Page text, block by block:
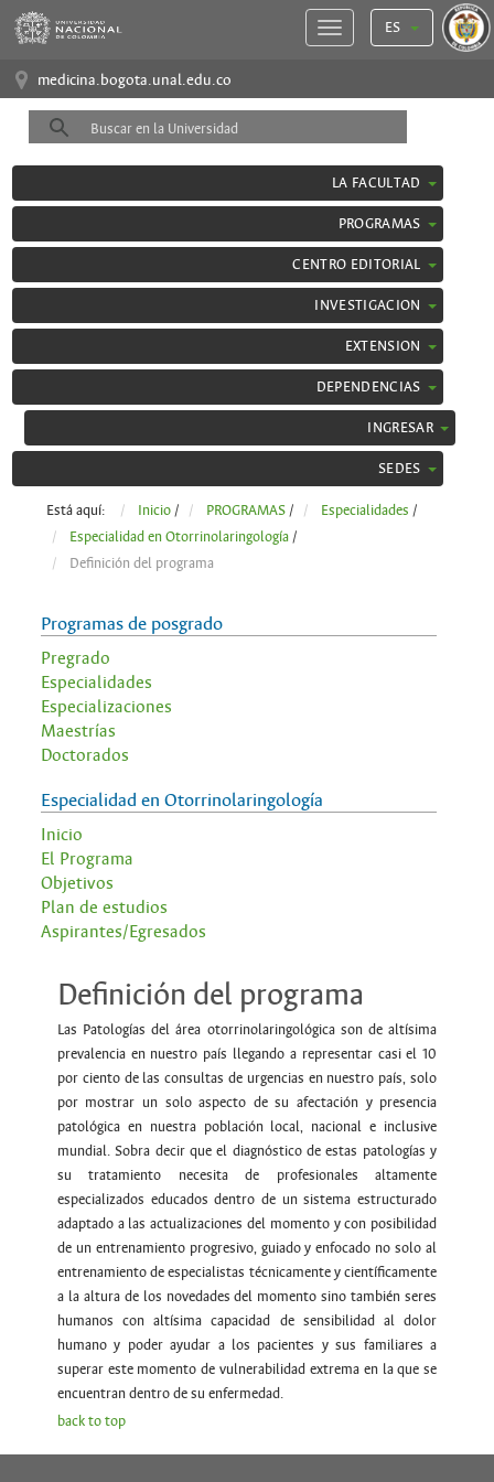
ES
medicina.bogota.unal.edu.co
LA FACULTAD
PROGRAMAS
CENTRO EDITORIAL
INVESTIGACION
EXTENSION
DEPENDENCIAS
INGRESAR
SEDES
Está aquí: Inicio / PROGRAMAS / Especialidades /
Especialidad en Otorrinolaringología /
Definición del programa
Programas de posgrado
Pregrado
Especialidades
Especializaciones
Maestrías
Doctorados
Especialidad en Otorrinolaringología
Inicio
El Programa
Objetivos
Plan de estudios
Aspirantes/Egresados
Definición del programa
Las Patologías del área otorrinolaringológica son de altísima
prevalencia en nuestro país llegando a representar casi el 10
por ciento de las consultas de urgencias en nuestro país, solo
por mostrar un solo aspecto de su afectación y presencia
patológica en nuestra población local, nacional e inclusive
mundial. Sobra decir que el diagnóstico de estas patologías y
su tratamiento necesita de profesionales altamente
especializados educados dentro de un sistema estructurado
adaptado a las actualizaciones del momento y con posibilidad
de un entrenamiento progresivo, guiado y enfocado no solo al
entrenamiento de especialistas técnicamente y científicamente
a la altura de los novedades del momento sino también seres
humanos con altísima capacidad de sensibilidad al dolor
humano y poder ayudar a los pacientes y sus familiares a
superar este momento de vulnerabilidad extrema en la que se
encuentran dentro de su enfermedad.
back to top